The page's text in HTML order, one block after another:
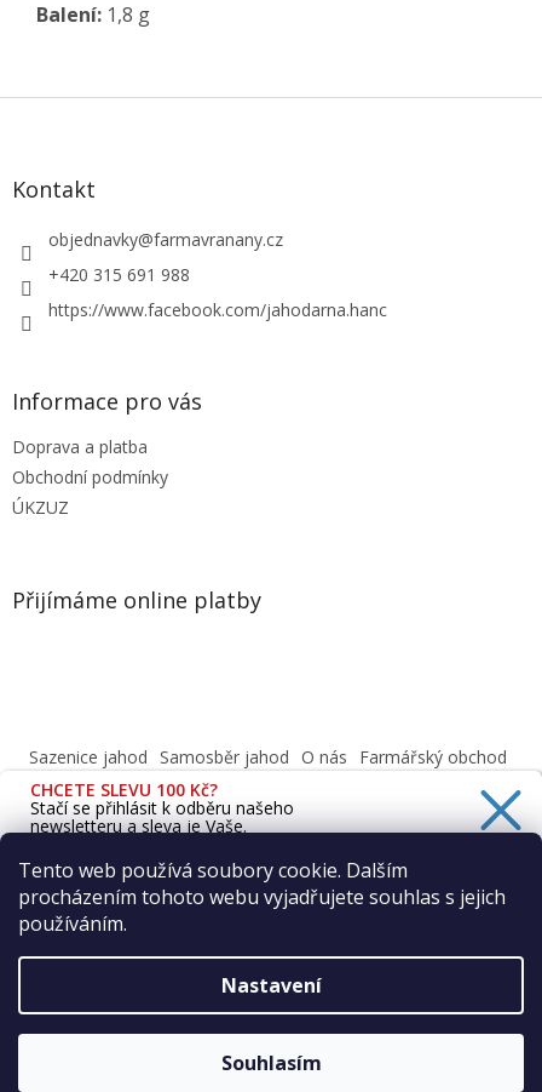
Tento web používá soubory cookie. Dalším
procházením tohoto webu vyjadřujete souhlas s jejich
používáním.
Nastavení
Souhlasím
Balení: 1,8 g
Z
Kontakt
objednavky@farmavranany.cz
+420 315 691 988
https://www.facebook.com/jahodarna.hanc
Informace pro vás
Doprava a platba
Obchodní podmínky
ÚKZUZ
Přijímáme online platby
Sazenice jahod Samosběr jahod O nás
Farmářský obchod
Obchodní podmínky
Informace o ochraně osobních údajů dle GDPR
Cafenavysluni.cz - Objednat a vyzvednout
Copyright 2026Farma Vraňany s.r.o.. Všechna práva
vyhrazena.
CHCETE SLEVU 100 Kč?
Stačí se přihlásit k odběru našeho
newsletteru a sleva je Vaše.
Ano, chci se přihlásit
Zásady zpracování osobních údajů